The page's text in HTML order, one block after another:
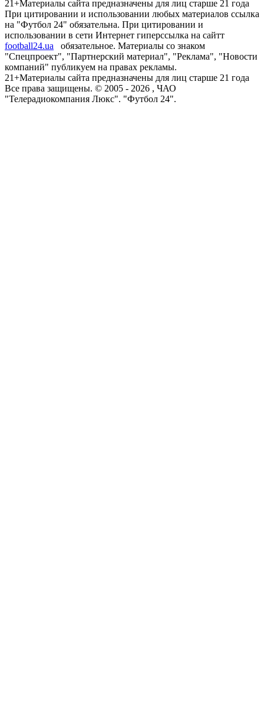
21+Материалы сайта предназначены для лиц старше 21 года
При цитировании и использовании любых материалов ссылка
на "Футбол 24" обязательна. При цитировании и
использовании в сети Интернет гиперссылка на сайтт
football24.ua
обязательное. Материалы со знаком
"Спецпроект", "Партнерский материал", "Реклама", "Новости
компаний" публикуем на правах рекламы.
21+Материалы сайта предназначены для лиц старше 21 года
Все права защищены. © 2005 - 2026 , ЧАО
"Телерадиокомпания Люкс". "Футбол 24".